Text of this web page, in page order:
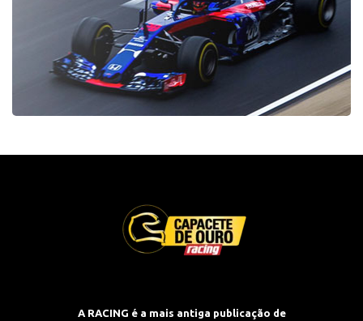
A RACING é a mais antiga publicação de